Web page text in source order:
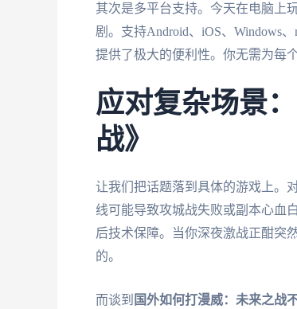
其次是多平台支持。今天在电脑上
剧。支持Android、iOS、Windows
提供了极大的便利性。你无需为每
应对复杂场景
战》
让我们把话题落到具体的游戏上。
线可能导致攻城战失败或副本心血
后技术保障。当你深夜激战正酣突
的。
而谈到 国外如何打漫威：未来之战